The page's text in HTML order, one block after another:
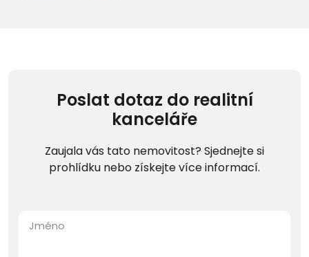
Poslat dotaz do realitní
kanceláře
Zaujala vás tato nemovitost? Sjednejte si
prohlídku nebo získejte více informací.
Jméno